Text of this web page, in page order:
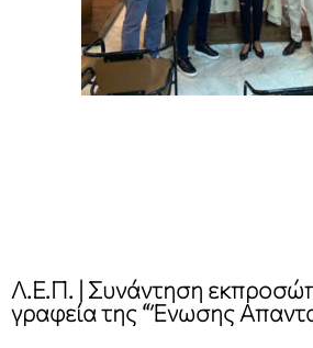
Λ.Ε.Π. | Συνάντηση
γραφεία της “Ένωσης